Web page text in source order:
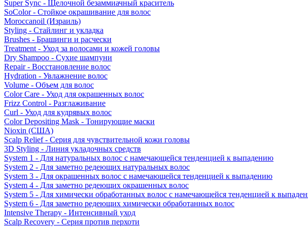
Super Sync - Щелочной безаммиачный краситель
SoColor - Стойкое окрашивание для волос
Moroccanoil (Израиль)
Styling - Стайлинг и укладка
Brushes - Брашинги и расчески
Treatment - Уход за волосами и кожей головы
Dry Shampoo - Сухие шампуни
Repair - Восстановление волос
Hydration - Увлажнение волос
Volume - Объем для волос
Color Care - Уход для окрашенных волос
Frizz Control - Разглаживание
Curl - Уход для кудрявых волос
Color Depositing Mask - Тонирующие маски
Nioxin (США)
Scalp Relief - Серия для чувствительной кожи головы
3D Styling - Линия укладочных средств
System 1 - Для натуральных волос с намечающейся тенденцией к выпадению
System 2 - Для заметно редеющих натуральных волос
System 3 - Для окрашенных волос с намечающейся тенденцией к выпадению
System 4 - Для заметно редеющих окрашенных волос
System 5 - Для химически обработанных волос с намечающейся тенденцией к
System 6 - Для заметно редеющих химически обработанных волос
Intensive Therapy - Интенсивный уход
Scalp Recovery - Серия против перхоти